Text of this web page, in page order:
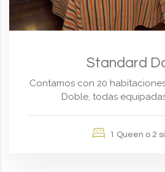
Standard
Contamos con 20
Doble, todas
1 Queen o 2